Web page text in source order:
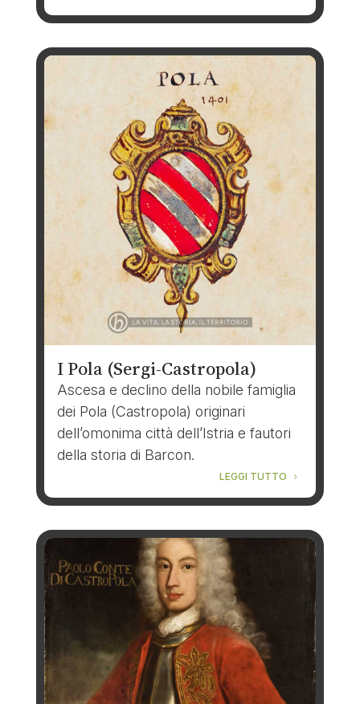
I Pola (Sergi-Castropola)
Ascesa e declino della nobile famiglia
dei Pola (Castropola) originari
dell’omonima città dell’Istria e fautori
della storia di Barcon.
LEGGI TUTTO